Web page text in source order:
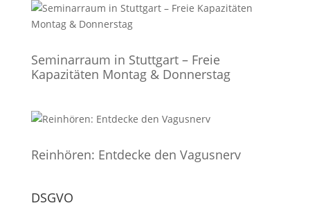
Seminarraum in Stuttgart – Freie
Kapazitäten Montag & Donnerstag
Reinhören: Entdecke den Vagusnerv
DSGVO